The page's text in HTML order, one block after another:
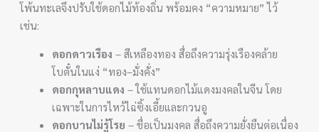
โพ้นทะเลจึงปรับใช้ดอกไม้ท้องถิ่น พร้อมคง “ความหมาย” ไว้
เช่น:
ดอกดาวเรือง – สีเหลืองทอง สื่อถึงความรุ่งเรืองคล้าย
โบตั๋นในแง่ “ทอง–มั่งคั่ง”
ดอกกุหลาบแดง – ใช้แทนดอกไม้แดงมงคลในจีน โดย
เฉพาะในการไหว้ไฉ่ซิ้งเอี้ยและกวนอู
ดอกบานไม่รู้โรย – ชื่อเป็นมงคล สื่อถึงความยั่งยืนต่อเนื่อง